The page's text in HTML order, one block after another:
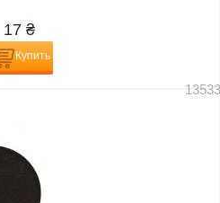
17 ₴
Купить